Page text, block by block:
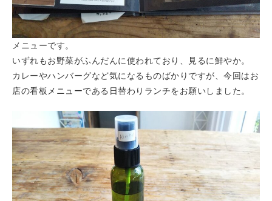
メニューです。
いずれもお野菜がふんだんに使われており、見るに鮮やか。
カレーやハンバーグなど気になるものばかりですが、今回はお
店の看板メニューである日替わりランチをお願いしました。